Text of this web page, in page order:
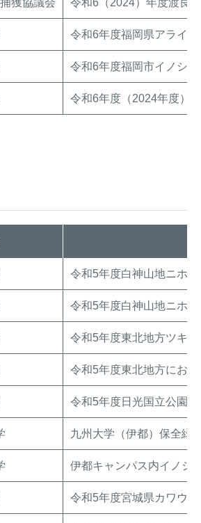
獲協議会 令和6（2024）年度渡良
令和6年度福岡県アライ
令和6年度福岡市イノシ
令和6年度（2024年度）
令和5年度白神山地ニホ
令和5年度白神山地ニホ
令和5年度東北地方ツキ
令和5年度東北地方にお
令和5年度日光国立公園
九州大学（伊都）保全緑
伊都キャンパス内イノシ
令和5年度宮城県カワウ